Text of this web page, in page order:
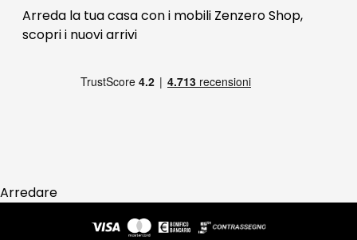
FAQ
Pagamenti
Arreda la tua casa con i mobili Zenzero Shop,
scopri i nuovi arrivi
Arredare